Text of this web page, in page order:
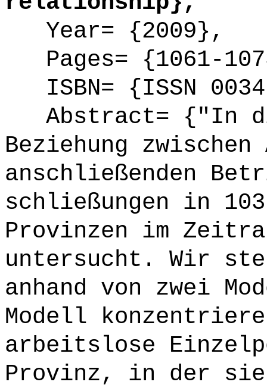
Year= {2009},
Pages= {1061-
ISBN= {ISSN
Abstract= {"In
Beziehung
anschließenden
schließungen in
Provinzen im
untersucht. Wir
anhand von zwei
Modell
arbeitslose
Provinz, in der